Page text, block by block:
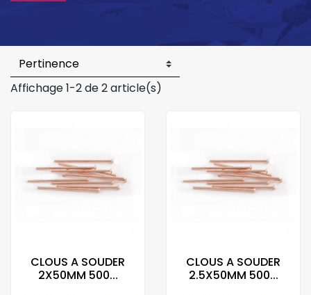
Affichage 1-2 de 2 article(s)
CLOUS A SOUDER
2X50MM 500...
CLOUS A SOUDER
2.5X50MM 500...